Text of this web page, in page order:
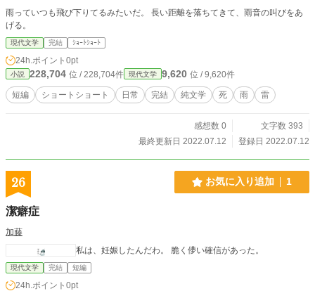
雨っていつも飛び下りてるみたいだ。 長い距離を落ちてきて、雨音の叫びをあ
げる。
現代文学 完結 ｼｮｰﾄｼｮｰﾄ
24h.ポイント 0pt
小説 228,704 位 / 228,704件 現代文学 9,620 位 / 9,620件
短編 ショートショート 日常 完結 純文学 死 雨 雷
感想数 0
文字数 393
最終更新日 2022.07.12
登録日 2022.07.12
26 お気に入り追加 1
潔癖症
加藤
私は、妊娠したんだわ。 脆く儚い確信があった。
現代文学 完結 短編
24h.ポイント 0pt